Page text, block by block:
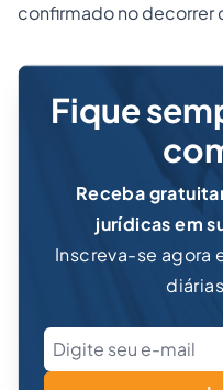
confirmado no decorrer
Fique
Receba
jurídicas em
Inscreva-se agora